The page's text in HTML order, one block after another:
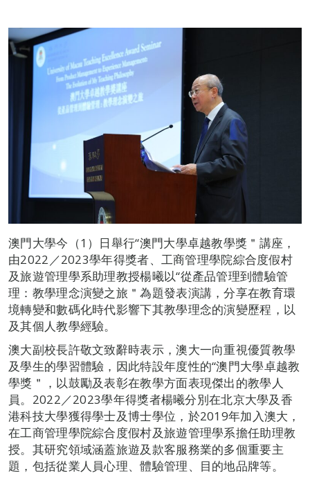
澳門大學今（1）日舉行“澳門大學卓越教學獎＂講座，
由2022／2023學年得獎者、工商管理學院綜合度假村
及旅遊管理學系助理教授楊曦以“從產品管理到體驗管
理：教學理念演變之旅＂為題發表演講，分享在教育環
境轉變和數碼化時代影響下其教學理念的演變歷程，以
及其個人教學經驗。
澳大副校長許敬文致辭時表示，澳大一向重視優質教學
及學生的學習體驗，因此特設年度性的“澳門大學卓越教
學獎＂，以鼓勵及表彰在教學方面表現傑出的教學人
員。2022／2023學年得獎者楊曦分別在北京大學及香
港科技大學獲得學士及博士學位，於2019年加入澳大，
在工商管理學院綜合度假村及旅遊管理學系擔任助理教
授。其研究領域涵蓋旅遊及款客服務業的多個重要主
題，包括從業人員心理、體驗管理、目的地品牌等。